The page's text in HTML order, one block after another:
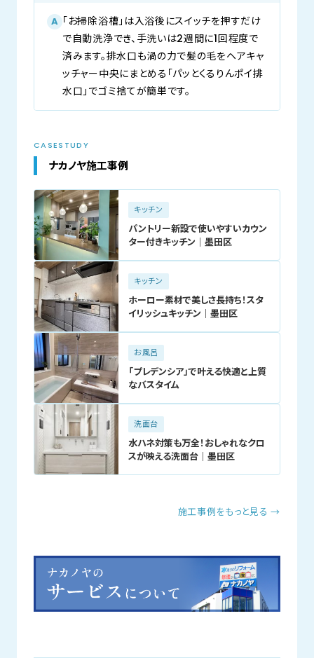
A 「お掃除浴槽」は入浴後にスイッチを押すだけ
で自動洗浄でき、手洗いは2週間に1回程度で
済みます。排水口も渦の力で髪の毛をヘアキャ
ッチャー中央にまとめる「パッとくるりんポイ排
水口」でゴミ捨てが簡単です。
CASESTUDY
ナカノヤ施工事例
キッチン
パントリー新設で使いやすいカウン
ター付きキッチン｜墨田区
キッチン
ホーロー素材で美しさ長持ち！スタ
イリッシュキッチン｜墨田区
お風呂
「プレデンシア」で叶える快適と上質
なバスタイム
洗面台
水ハネ対策も万全！おしゃれなクロ
スが映える洗面台｜墨田区
施工事例をもっと見る →